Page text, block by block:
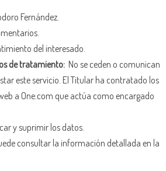
Fernández.
del interesado.
de tratamiento: No se ceden o comunican
este servicio. El Titular ha contratado los
a One.com que actúa como encargado
y suprimir los datos.
consultar la información detallada en la